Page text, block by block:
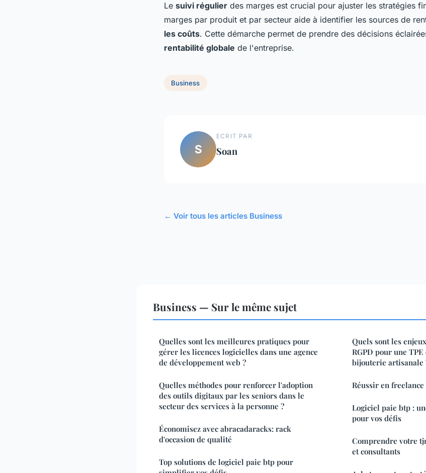
Le suivi régulier des marges est crucial pour ajuster les stratégies
marges par produit et par secteur aide à identifier les sources de
les coûts. Cette démarche permet de prendre des décisions
rentabilité globale de l'entreprise.
Business
S
ECRIT PAR
Soan
← Voir tous les articles Business
Business — Sur le même sujet
Quelles sont les meilleures pratiques pour
gérer les licences logicielles dans une agence
de développement web ?
Quelles méthodes pour renforcer l'adoption
des outils digitaux par les seniors dans le
secteur des services à la personne ?
Économisez avec abracadaracks: rack
d'occasion de qualité
Top solutions de logiciel paie btp pour
Quels sont les
RGPD pour une
bijouterie artisanale
Réussir en
Logiciel paie btp :
pour vos défis
Comprendre votre
et consultants